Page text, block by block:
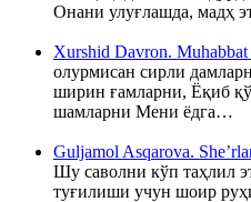
Онани улуғлашда, мадҳ
Xurshid Davron. Muhabbat
олурмисан сирли
ширин ғамларни, Ёқиб
шамларни Мени ёдга…
Guljamol Asqarova.
Шу саволни кўп таҳлил
туғилиши учун шоир